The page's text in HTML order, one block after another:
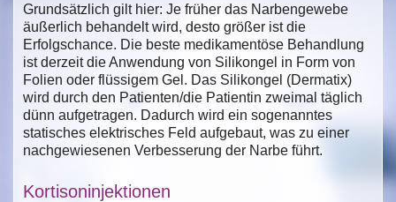
Grundsätzlich gilt hier: Je früher das Narbengewebe
äußerlich behandelt wird, desto größer ist die
Erfolgschance. Die beste medikamentöse Behandlung
ist derzeit die Anwendung von Silikongel in Form von
Folien oder flüssigem Gel. Das Silikongel (Dermatix)
wird durch den Patienten/die Patientin zweimal täglich
dünn aufgetragen. Dadurch wird ein sogenanntes
statisches elektrisches Feld aufgebaut, was zu einer
nachgewiesenen Verbesserung der Narbe führt.
Kortisoninjektionen